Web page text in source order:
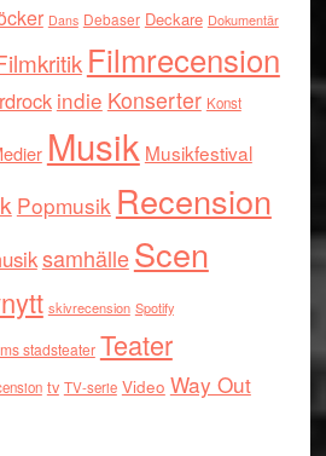
Dans Debaser Deckare Dokumentär
Filmrecension
indie Konserter Konst
Musik Musikfestival
Popmusik Recension
samhälleScen
skivrecension Spotify
stadsteater Teater
tv TV-serie Video Way Out